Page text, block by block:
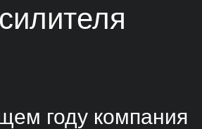
году компания